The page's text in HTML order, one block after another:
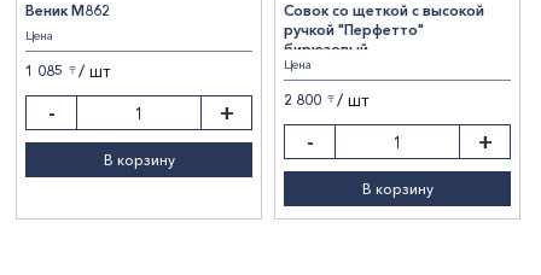
Веник М862
Цена
1 085 〒 / шт
- +
В корзину
Совок со щеткой с высокой
ручкой "Перфетто"
бирюзовый
Цена
2 800 〒 / шт
- +
В корзину